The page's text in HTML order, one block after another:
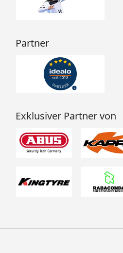
Partner
Exklusiver Partner von